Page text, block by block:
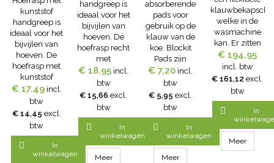
kunststof
handgreep is
ideaal voor het
bijvijlen van
hoeven. De
hoefrasp met
kunststof
hangreep
heeft de
volgende
afmetingen: 5
€ 17,49 incl.
btw
€ 14,45 excl.
btw

In
winkelwagen
handgreep is
ideaal voor het
bijvijlen van
hoeven. De
hoefrasp recht
met
handgreep is
een degelijke
Duitse
kwaliteitsrasp.
35cm, maat
heft: 12,5cm.
€ 18,95 incl.
btw
€ 15,66 excl.
btw

In
winkelwagen
Meer
absorberende
pads voor
gebruik op de
klauw van de
koe. Blockit
Pads zijn
eenvoudig te
gebruiken bij
o.a. wonden
aan de
Blockit Pad na
klauwbehandeling
aanbrengen
en vastzetten
€ 7,20 incl.
btw
€ 5,95 excl.
btw

In
winkelwagen
Meer
welke in de
wasmachine
kan. Er zitten
houders in
voor
hoefmessen
welke die
kunnen
worden.
Eigenschappen-
kan in de
wasmachine-
€ 194,95
incl. btw
€ 161,12 excl.
btw

In
Meer